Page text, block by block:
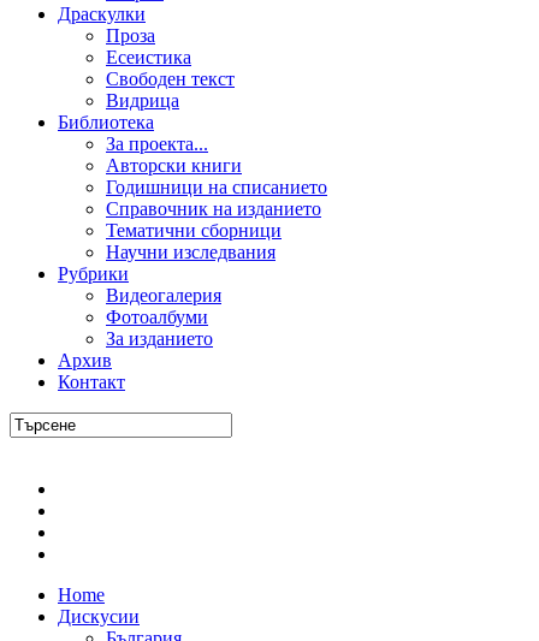
Драскулки
Проза
Есеистика
Свободен текст
Видрица
Библиотека
За проекта...
Авторски книги
Годишници на списанието
Справочник на изданието
Тематични сборници
Научни изследвания
Рубрики
Видеогалерия
Фотоалбуми
За изданието
Архив
Контакт
Home
Дискусии